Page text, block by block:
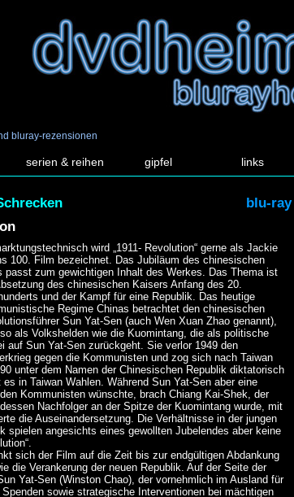
bluray-rezensionen
serien & reihen gipfel links
blu-ray
wird „1911- Revolution“ gerne als Jackie
100. Film bezeichnet. Das Jubiläum des chinesischen
passt zum gewichtigen Inhalt des Werkes. Das Thema ist
des chinesischen Kaisers Anfang des 20.
und der Kampf für eine Republik. Das heutige
Regime Chinas betrachtet den chinesischen
Sun Yat-Sen (auch Wen Xuan Zhao genannt),
als Volkshelden wie die Kuomintang, die als politische
auf Sun Yat-Sen zurückgeht. Sie verlor 1949 den
gegen die Kommunisten und zog sich nach Taiwan
unter dem Namen der Chinesischen Republik diktatorisch
in Taiwan Wahlen. Während Sun Yat-Sen aber eine
Kommunisten wünschte, brach Chiang Kai-Shek, der
Nachfolger an der Spitze der Kuomintang wurde, mit
die Auseinandersetzung. Die Verhältnisse in der jungen
spielen angesichts eines gewollten Jubelendes aber keine
sich der Film auf die Zeit bis zur endgültigen Abdankung
die Verankerung der neuen Republik. Auf der Seite der
Yat-Sen (Winston Chao), der vornehmlich im Ausland für
sowie strategische Interventionen bei mächtigen